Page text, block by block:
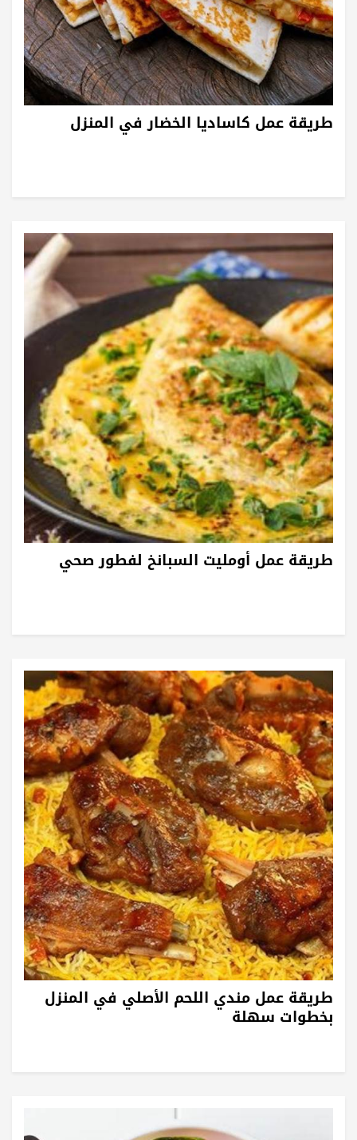
طريقة عمل كاساديا الخضار في المنزل
طريقة عمل أومليت السبانخ لفطور صحي
طريقة عمل مندي اللحم الأصلي في المنزل
بخطوات سهلة